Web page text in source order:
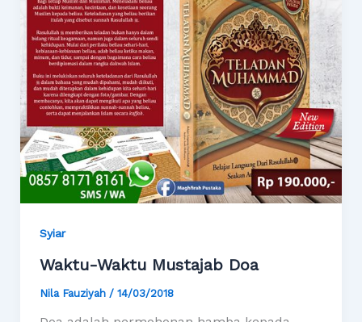
Syiar
Waktu-Waktu Mustajab Doa
Nila Fauziyah / 14/03/2018